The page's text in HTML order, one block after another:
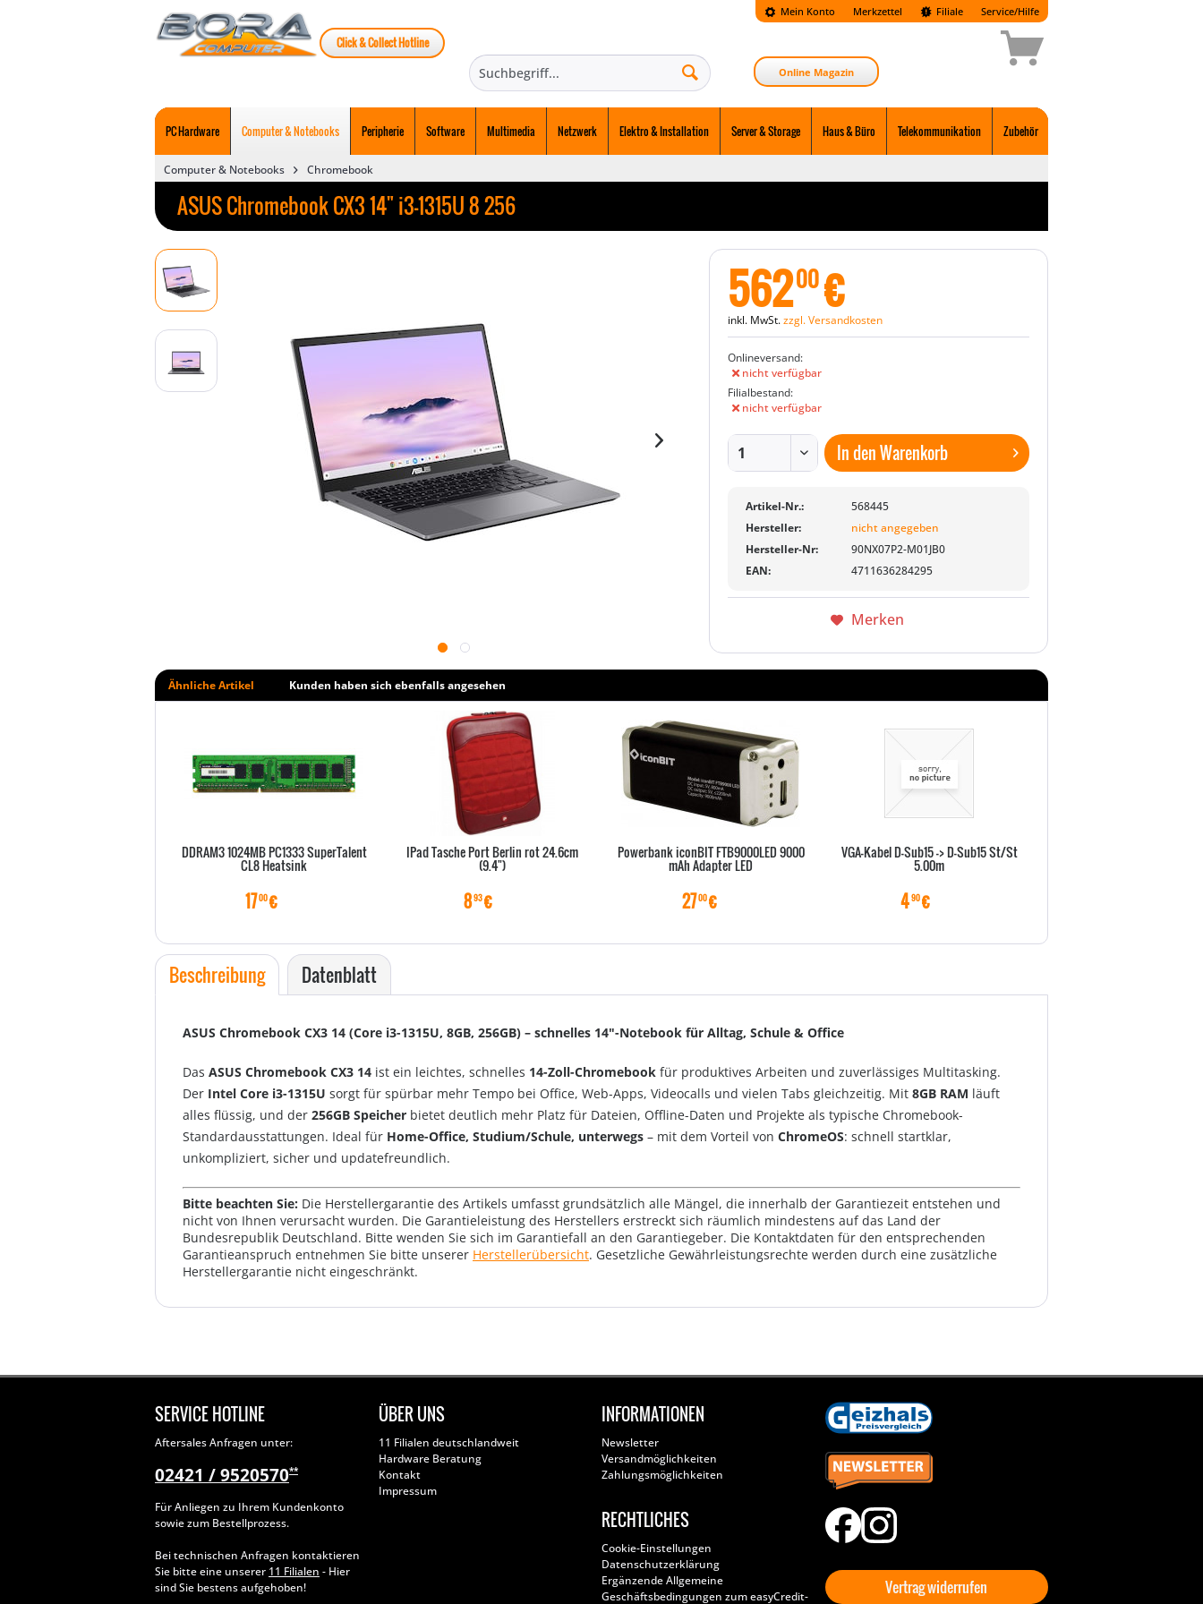
Mein Konto Merkzettel
Click & Collect Hotline
Filiale Service/Hilfe
Online Magazin
PC Hardware Computer & Notebooks Peripherie Software Multimedia Netzwerk Elektro & Installation Server & Storage Haus & Büro Telekommunikation Zubehör
Computer & Notebooks Chromebook
ASUS Chromebook CX3 14" i3-1315U 8 256
56200€
inkl. MwSt.zzgl. Versandkosten
Onlineversand:
nicht verfügbar
Filialbestand:
nicht verfügbar
In denWarenkorb
Artikel-Nr.:
568445
Hersteller:
nicht angegeben
Hersteller-Nr:
90NX07P2-M01JB0
EAN:
4711636284295
Merken
Ähnliche Artikel Kunden haben sich ebenfalls angesehen
DDRAM3 1024MB PC1333 SuperTalent
CL8 Heatsink
1700€
IPad Tasche Port Berlin rot 24.6cm
(9.4")
893€
Powerbank iconBIT FTB9000LED 9000
mAh Adapter LED
2700€
VGA-Kabel D-Sub15 -> D-Sub15 St/St
5.00m
490€
Beschreibung Datenblatt
ASUS Chromebook CX3 14 (Core i3-1315U, 8GB, 256GB) – schnelles 14"-Notebook für Alltag, Schule & Office
Das ASUS Chromebook CX3 14 ist ein leichtes, schnelles 14-Zoll-Chromebook für produktives Arbeiten und zuverlässiges Multitasking.
Der Intel Core i3-1315U sorgt für spürbar mehr Tempo bei Office, Web-Apps, Videocalls und vielen Tabs gleichzeitig. Mit 8GB RAM läuft
alles flüssig, und der 256GB Speicher bietet deutlich mehr Platz für Dateien, Offline-Daten und Projekte als typische Chromebook-
Standardausstattungen. Ideal für Home-Office, Studium/Schule, unterwegs – mit dem Vorteil von ChromeOS: schnell startklar,
unkompliziert, sicher und updatefreundlich.
Bitte beachten Sie: Die Herstellergarantie des Artikels umfasst grundsätzlich alle Mängel, die innerhalb der Garantiezeit entstehen und
nicht von Ihnen verursacht wurden. Die Garantieleistung des Herstellers erstreckt sich räumlich mindestens auf das Land der
Bundesrepublik Deutschland. Bitte wenden Sie sich im Garantiefall an den Garantiegeber. Die Kontaktdaten für den entsprechenden
Garantieanspruch entnehmen Sie bitte unserer Herstellerübersicht. Gesetzliche Gewährleistungsrechte werden durch eine zusätzliche
Herstellergarantie nicht eingeschränkt.
SERVICE HOTLINE
Aftersales Anfragen unter:
02421 / 9520570**
Für Anliegen zu Ihrem Kundenkonto
sowie zum Bestellprozess.
Bei technischen Anfragen kontaktieren
Sie bitte eine unserer 11 Filialen - Hier
sind Sie bestens aufgehoben!
ÜBER UNS
11 Filialen deutschlandweit
Hardware Beratung
Kontakt
Impressum
INFORMATIONEN
Newsletter
Versandmöglichkeiten
Zahlungsmöglichkeiten
RECHTLICHES
Cookie-Einstellungen
Datenschutzerklärung
Ergänzende Allgemeine
Geschäftsbedingungen zum easyCredit-
Vertrag widerrufen